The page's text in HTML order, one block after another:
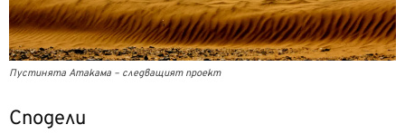
Пустинята Атакама – следващият проект
Сподели